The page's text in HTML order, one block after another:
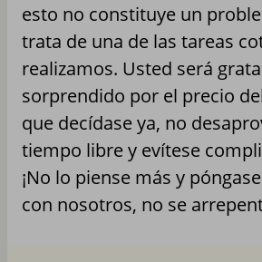
esto no constituye un
trata de una de las tareas
realizamos. Usted será
sorprendido por el precio
que decídase ya, no
tiempo libre y evítese
¡No lo piense más y
con nosotros, no se